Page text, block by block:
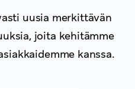
uusia merkittävän
joita kehitämme
kanssa.